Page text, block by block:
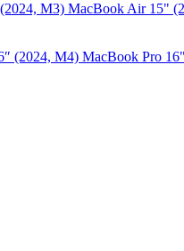
M3) MacBook Air 15"
(2024, M4) MacBook Pro